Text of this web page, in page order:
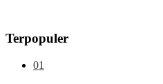
Terpopuler
01